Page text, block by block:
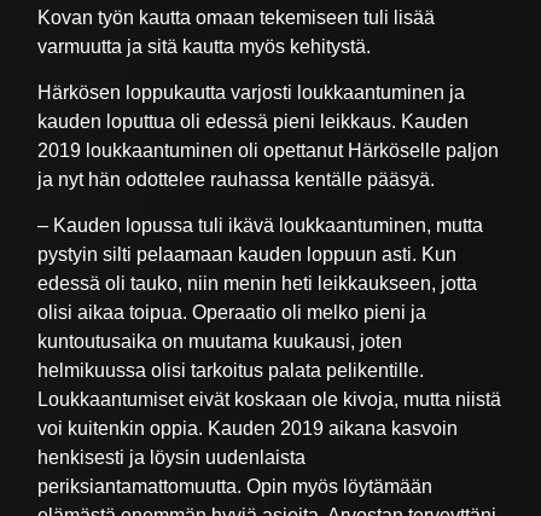
Kovan työn kautta omaan tekemiseen tuli lisää
varmuutta ja sitä kautta myös kehitystä.
Härkösen loppukautta varjosti loukkaantuminen ja
kauden loputtua oli edessä pieni leikkaus. Kauden
2019 loukkaantuminen oli opettanut Härköselle paljon
ja nyt hän odottelee rauhassa kentälle pääsyä.
– Kauden lopussa tuli ikävä loukkaantuminen, mutta
pystyin silti pelaamaan kauden loppuun asti. Kun
edessä oli tauko, niin menin heti leikkaukseen, jotta
olisi aikaa toipua. Operaatio oli melko pieni ja
kuntoutusaika on muutama kuukausi, joten
helmikuussa olisi tarkoitus palata pelikentille.
Loukkaantumiset eivät koskaan ole kivoja, mutta niistä
voi kuitenkin oppia. Kauden 2019 aikana kasvoin
henkisesti ja löysin uudenlaista
periksiantamattomuutta. Opin myös löytämään